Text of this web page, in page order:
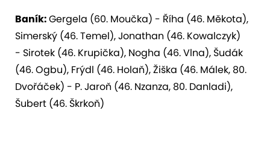
Baník:Gergela (60. Moučka) - Říha (46. Měkota),
Simerský (46. Temel), Jonathan (46. Kowalczyk)
- Sirotek (46. Krupička), Nogha (46. Vlna), Šudák
(46. Ogbu), Frýdl (46. Holaň), Žiška (46. Málek, 80.
Dvořáček) - P. Jaroň (46. Nzanza, 80. Danladi),
Šubert (46. Škrkoň)